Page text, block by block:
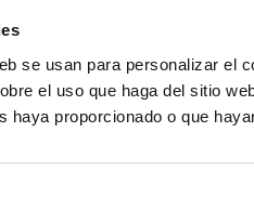
se usan para personalizar el
el uso que haga del sitio
haya proporcionado o que